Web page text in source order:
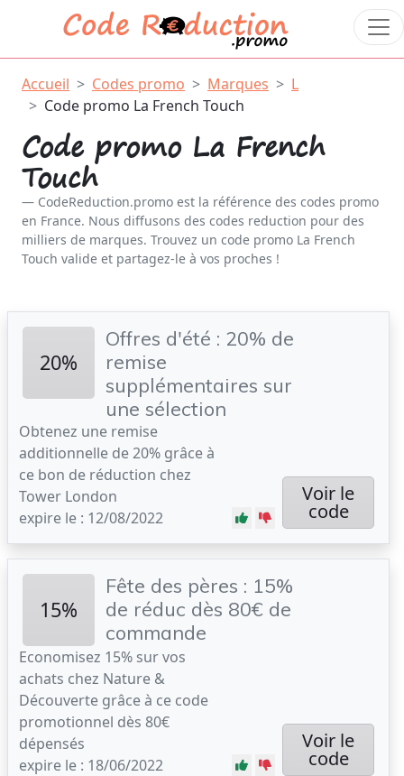
Accueil Codes promo Marques
L
Code promo La French Touch
Code promo La French
Touch
CodeReduction.promo est la référence des codes promo
en France. Nous diffusons des codes reduction pour des
milliers de marques. Trouvez un code promo La French
Touch valide et partagez-le à vos proches !
20%
Offres d'été : 20% de
remise
supplémentaires sur
une sélection
Obtenez une remise
additionnelle de 20% grâce à
ce bon de réduction chez
Tower London
expire le : 12/08/2022
Voir le
code
15%
Fête des pères : 15%
de réduc dès 80€ de
commande
Economisez 15% sur vos
achats chez Nature &
Découverte grâce à ce code
promotionnel dès 80€
dépensés
expire le : 18/06/2022
Voir le
code